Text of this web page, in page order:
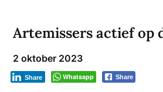
Artemissers actief op
2 oktober 2023
Whatsapp Share
Share